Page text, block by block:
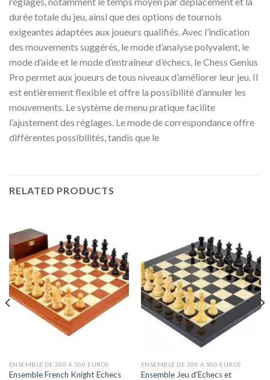
durée totale du jeu, ainsi que des options de tournois
exigeantes adaptées aux joueurs qualifiés. Avec l’indication
des mouvements suggérés, le mode d’analyse polyvalent, le
mode d’aide et le mode d’entraîneur d’échecs, le Chess Genius
Pro permet aux joueurs de tous niveaux d’améliorer leur jeu. Il
est entièrement flexible et offre la possibilité d’annuler les
mouvements. Le système de menu pratique facilite
l’ajustement des réglages. Le mode de correspondance offre
différentes possibilités, tandis que le
RELATED PRODUCTS
ENSEMBLE DE 200 À 500 EUROS
Ensemble French Knight Echecs
ENSEMBLE DE 200 À 500 EUROS
Ensemble Jeu d’Echecs et